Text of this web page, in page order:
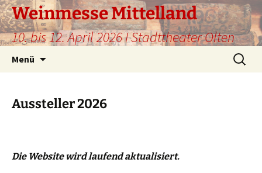
Weinmesse Mittelland
10. bis 12. April 2026 I Stadttheater Olten
Menü
Suche
nach:
Aussteller 2026
Die Website wird laufend aktualisiert.